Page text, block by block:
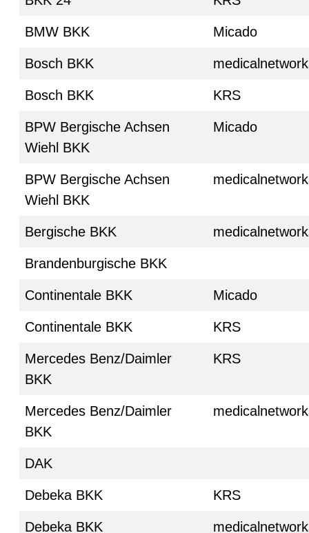
BMW BKK Micado
Bosch BKK
Bosch BKK KRS
BPW Bergische Achsen
Wiehl BKK
Micado
BPW Bergische Achsen
Wiehl BKK
Bergische BKK
Brandenburgische BKK
Continentale BKK Micado
Continentale BKK KRS
Mercedes Benz/Daimler
BKK
KRS
Mercedes Benz/Daimler
BKK
DAK
Debeka BKK KRS
Debeka BKK